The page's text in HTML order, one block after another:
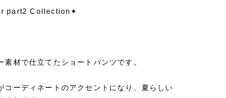
part2 Collection✦
材で仕立てたショートパンツです。
コーディネートのアクセントになり、夏らしい